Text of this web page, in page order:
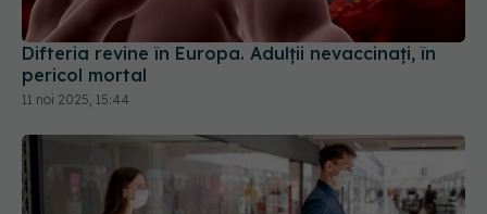
Difteria revine în Europa. Adulții nevaccinați, în
pericol mortal
11 noi 2025, 15:44